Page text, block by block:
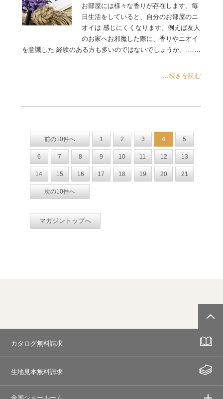
お部屋には様々な香りが存在します。毎
日生活をしていると、自分のお部屋のニ
オイは 感じにくくなります。例えば友人
のお家へお邪魔した際に、香りやニオイ
を意識した 経験のある方も多いのではないでしょうか。 ……
...続きを読む
前の10件へ 1 2 3 4 5
6 7 8 9 10 11 12 13
14 15 16 17 18 19 20 21
次の10件へ
マガジントップへ
カタログ無料請求
生地見本無料請求